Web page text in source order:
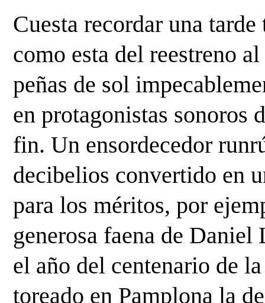
Cuesta recordar una
como esta del reestreno
peñas de sol
en protagonistas sonoros
fin. Un ensordecedor
decibelios convertido en
para los méritos, por
generosa faena de Daniel
el año del centenario de
toreado en Pamplona la